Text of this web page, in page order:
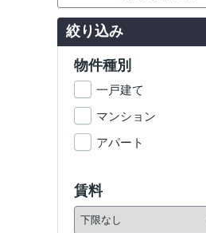
絞り込み
物件種別
一戸建て
マンション
アパート
賃料